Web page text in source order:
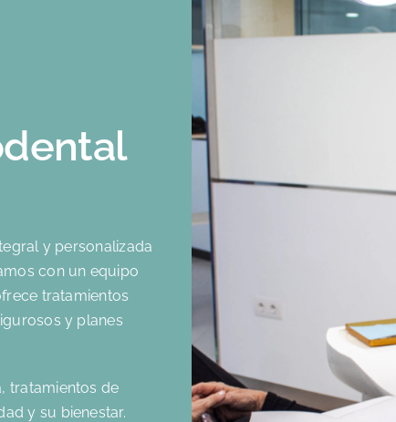
y personalizada
con un equipo
tratamientos
y planes
tratamientos de
y su bienestar.